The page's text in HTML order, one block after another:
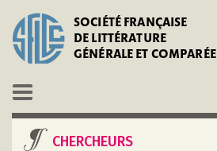
SOCIÉTÉ FRANÇAISE
DE LITTÉRATURE
GÉNÉRALE ET COMPARÉE
CHERCHEURS